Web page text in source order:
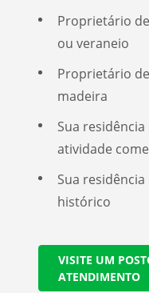
Proprietário
ou veraneio
Proprietário
madeira
Sua
atividade
Sua
histórico
VISITE UM
ATENDIMENTO